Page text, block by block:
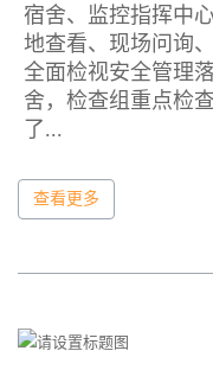
宿舍、监控指挥中
地查看、现场问询
全面检视安全管理
舍，检查组重点检
了...
查看更多